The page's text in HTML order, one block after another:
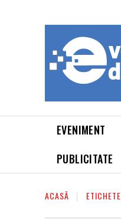
EVENIMENT
PUBLICITATE
ACASĂ ETICHETE